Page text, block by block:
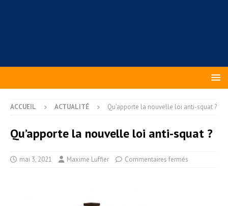
ACCUEIL ACTUALITÉ Qu’apporte la nouvelle loi anti-squat ?
Qu’apporte la nouvelle loi anti-squat ?
mai 3, 2021 Maxime Luffier Commentaires fermés